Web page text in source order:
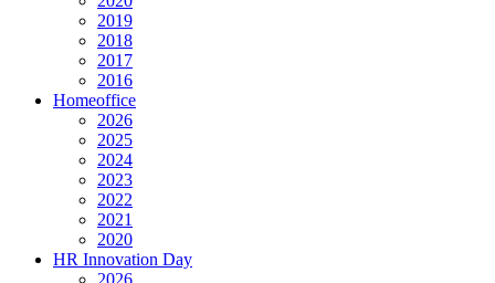
2019
2018
2017
2016
Homeoffice
2026
2025
2024
2023
2022
2021
2020
HR Innovation Day
2026